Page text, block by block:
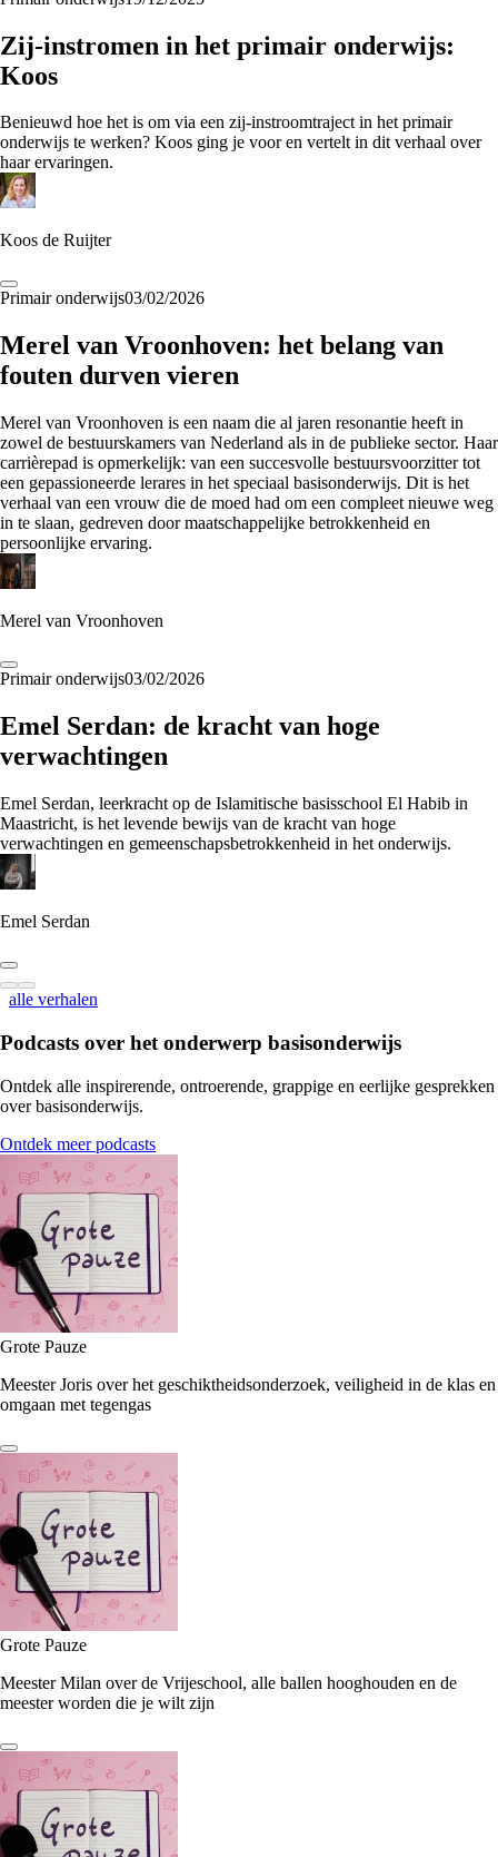
Zij-instromen in het primair onderwijs:
Koos
Benieuwd hoe het is om via een zij-instroomtraject in het primair
onderwijs te werken? Koos ging je voor en vertelt in dit verhaal over
haar ervaringen.
Koos de Ruijter
Primair onderwijs03/02/2026
Merel van Vroonhoven: het belang van
fouten durven vieren
Merel van Vroonhoven is een naam die al jaren resonantie heeft in
zowel de bestuurskamers van Nederland als in de publieke sector. Haar
carrièrepad is opmerkelijk: van een succesvolle bestuursvoorzitter tot
een gepassioneerde lerares in het speciaal basisonderwijs. Dit is het
verhaal van een vrouw die de moed had om een compleet nieuwe weg
in te slaan, gedreven door maatschappelijke betrokkenheid en
persoonlijke ervaring.
Merel van Vroonhoven
Primair onderwijs03/02/2026
Emel Serdan: de kracht van hoge
verwachtingen
Emel Serdan, leerkracht op de Islamitische basisschool El Habib in
Maastricht, is het levende bewijs van de kracht van hoge
verwachtingen en gemeenschapsbetrokkenheid in het onderwijs.
Emel Serdan
alle verhalen
Podcasts over het onderwerp basisonderwijs
Ontdek alle inspirerende, ontroerende, grappige en eerlijke gesprekken
over basisonderwijs.
Ontdek meer podcasts
Grote Pauze
Meester Joris over het geschiktheidsonderzoek, veiligheid in de klas en
omgaan met tegengas
Grote Pauze
Meester Milan over de Vrijeschool, alle ballen hooghouden en de
meester worden die je wilt zijn